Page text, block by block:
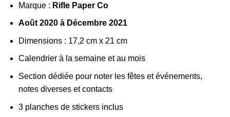
Marque : Rifle Paper Co
Août 2020 à Décembre 2021
Dimensions : 17,2 cm x 21 cm
Calendrier à la semaine et au mois
Section dédiée pour noter les fêtes et événements,
notes diverses et contacts
3 planches de stickers inclus